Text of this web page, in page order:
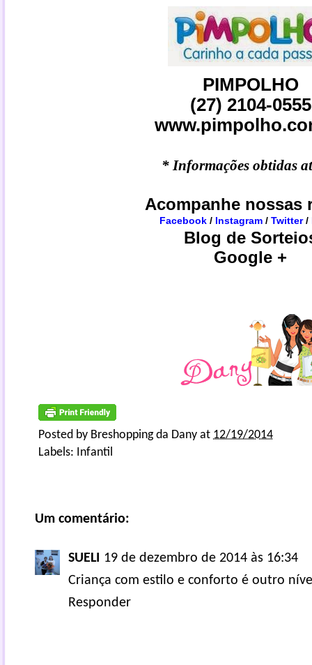
PIMPOLHO
(27) 2104-0555
* Informações obtidas
Acompanhe nossas
Facebook / Instagram /Twitter /
Blog de
Google +
Posted by Breshopping da Dany at 12/19/2014
Labels: Infantil
Um comentário:
SUELI 19 de dezembro de 2014 às 16:34
Criança com estilo e conforto é outro
Responder